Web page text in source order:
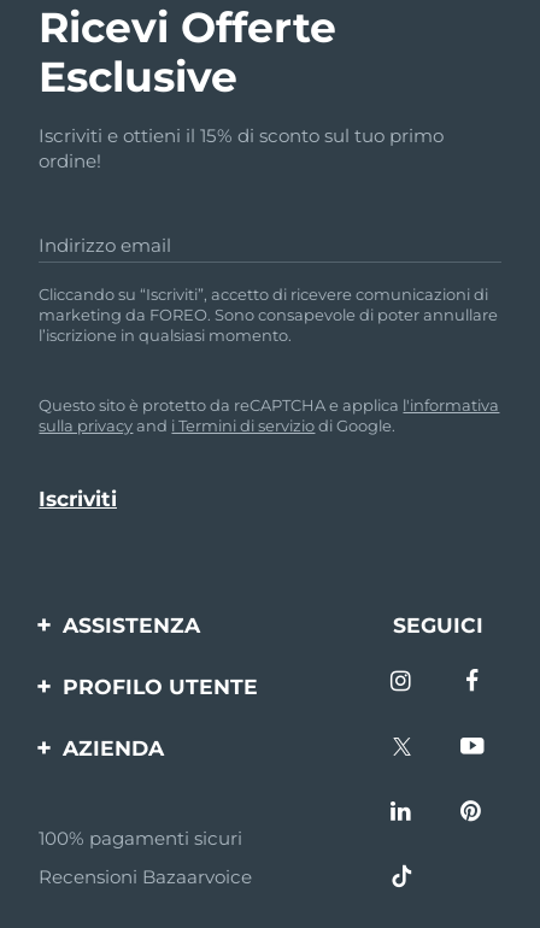
Ricevi Offerte
Esclusive
Iscriviti e ottieni il 15% di sconto sul tuo primo
ordine!
Indirizzo email
Cliccando su “Iscriviti”, accetto di ricevere comunicazioni di
marketing da FOREO. Sono consapevole di poter annullare
l’iscrizione in qualsiasi momento.
Questo sito è protetto da reCAPTCHA e applica l'informativa
sulla privacyand i Termini di serviziodi Google.
ASSISTENZA
Contattaci
batteria
SEGUICI
PROFILO UTENTE
prodotto
AZIENDA
Affiliazione
Notizie di affiliazione
100% pagamenti sicuri
Recensioni Bazaarvoice